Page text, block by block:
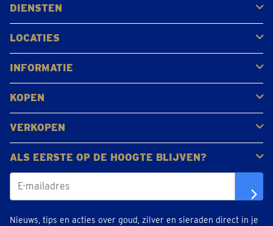
DIENSTEN
Kopen
Verkopen
Veilen
LOCATIES
Antwerpen
Brugge
Kapellen
Leuven
Mol
Schilde
Sint-Niklaas
Bekijk alle locaties
INFORMATIE
Veelgestelde vragen
Klantbeoordelingen
KOPEN
Goud kopen
Platina en palladium kopen
Zilver kopen
VERKOPEN
Gouden juwelen
Gouden munten
Gouden staven
ALS EERSTE OP DE HOOGTE BLIJVEN?
Nieuws, tips en acties over goud, zilver en sieraden direct in je